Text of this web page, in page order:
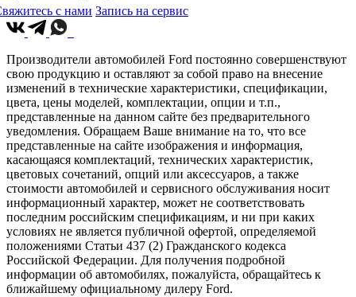
с нами Запись на сервис
Производители автомобилей Ford постоянно совершенствуют
свою продукцию и оставляют за собой право на внесение
изменений в технические характеристики, спецификации,
цвета, цены моделей, комплектации, опции и т.п.,
представленные на данном сайте без предварительного
уведомления. Обращаем Ваше внимание на то, что все
представленные на сайте изображения и информация,
касающаяся комплектаций, технических характеристик,
цветовых сочетаний, опций или аксессуаров, а также
стоимости автомобилей и сервисного обслуживания носит
информационный характер, может не соответствовать
последним российским спецификациям, и ни при каких
условиях не является публичной офертой, определяемой
положениями Статьи 437 (2) Гражданского кодекса
Российской Федерации. Для получения подробной
информации об автомобилях, пожалуйста, обращайтесь к
ближайшему официальному дилеру Ford.